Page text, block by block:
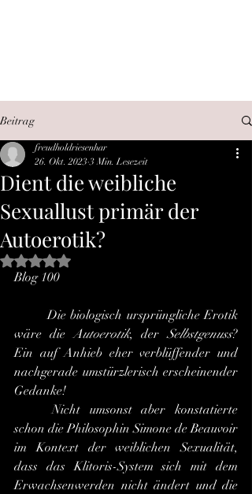
Beitrag
Dient die weibliche
Sexuallust primär der
Autoerotik?
freudholdriesenhar
26. Okt. 2023 3 Min. Lesezeit
Mit NaN von 5 Sternen bewertet.
Blog 100
	Die biologisch ursprüngliche Erotik
wäre die Autoerotik, der Selbstgenuss?
Ein auf Anhieb eher verblüffender und
nachgerade umstürzlerisch erscheinender
Gedanke!
	Nicht umsonst aber konstatierte
schon die Philosophin Simone de Beauvoir
im Kontext der weiblichen Sexualität,
dass das Klitoris-System sich mit dem
Erwachsenwerden nicht ändert und die